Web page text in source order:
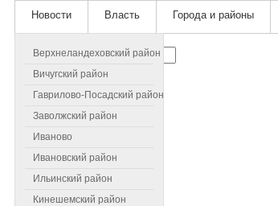
Новости
Верхнеландеховский район
Вичугский район
Гаврилово-Посадский район
Заволжский район
Иваново
Ивановский район
Ильинский район
Кинешемский район
Власть Города и районы